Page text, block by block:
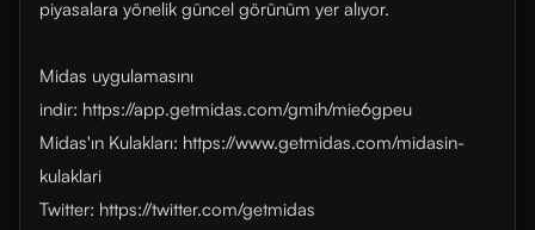
piyasalara yönelik güncel görünüm yer alıyor.
Midas uygulamasını
indir: https://app.getmidas.com/gmih/mie6gpeu
Midas'ın Kulakları: https://www.getmidas.com/midasin-
kulaklari
Twitter: https://twitter.com/getmidas